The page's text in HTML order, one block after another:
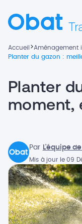
Accueil >Aménagement
Planter du gazon :
Planter
moment,
Par L'équipe
Mis à jour le 09